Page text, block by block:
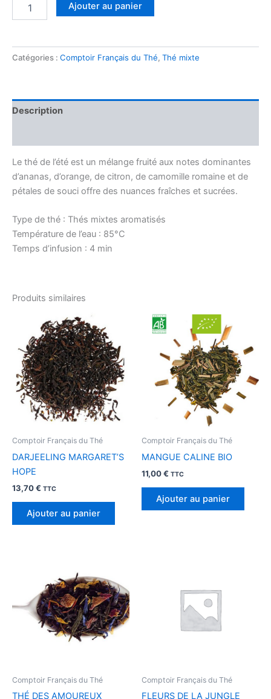
L'ÉTÉ
Ajouter au panier
Catégories : Comptoir Français du Thé, Thé mixte
Description
Le thé de l’été est un mélange fruité aux notes dominantes
d’ananas, d’orange, de citron, de camomille romaine et de
pétales de souci offre des nuances fraîches et sucrées.
Type de thé : Thés mixtes aromatisés
Température de l’eau : 85°C
Temps d’infusion : 4 min
Produits similaires
Comptoir Français du Thé
DARJEELING MARGARET’S
HOPE
13,70€ TTC
Ajouter au panier
Comptoir Français du Thé
MANGUE CALINE BIO
11,00€ TTC
Ajouter au panier
Comptoir Français du Thé
THÉ DES AMOUREUX
Comptoir Français du Thé
FLEURS DE LA JUNGLE